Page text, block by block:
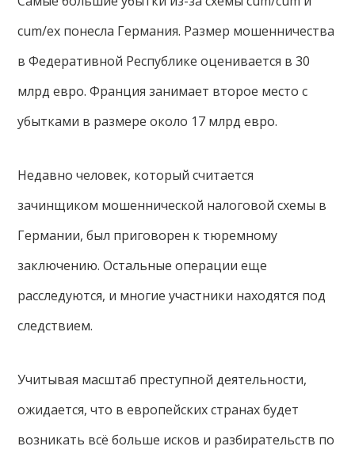
cum/ex понесла Германия. Размер мошенничества
в Федеративной Республике оценивается в 30
млрд евро. Франция занимает второе место с
убытками в размере около 17 млрд евро.
Недавно человек, который считается
зачинщиком мошеннической налоговой схемы в
Германии, был приговорен к тюремному
заключению. Остальные операции еще
расследуются, и многие участники находятся под
следствием.
Учитывая масштаб преступной деятельности,
ожидается, что в европейских странах будет
возникать всё больше исков и разбирательств по